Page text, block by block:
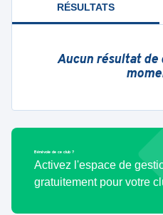
RÉSULTATS
Aucun résultat de
Bénévole de ce club ?
Activez l'espace de
gratuitement pour votre